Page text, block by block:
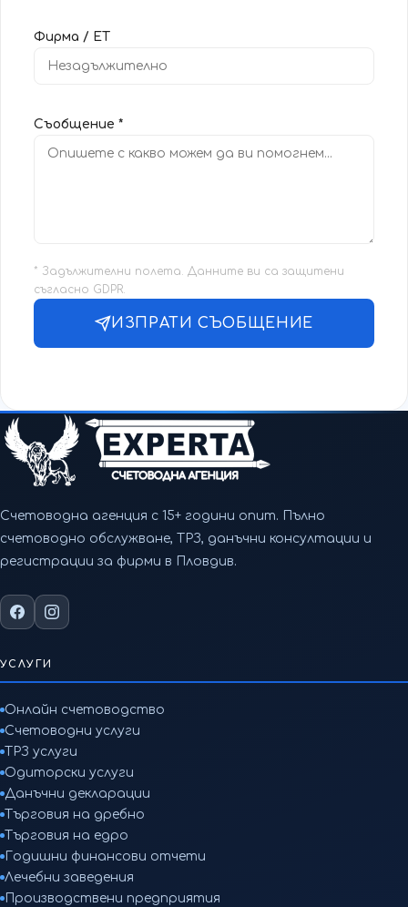
Фирма / ЕТ
Съобщение *
* Задължителни полета. Данните ви са защитени
съгласно GDPR.
ИЗПРАТИ СЪОБЩЕНИЕ
Счетоводна агенция с 15+ години опит. Пълно
счетоводно обслужване, ТРЗ, данъчни консултации и
регистрации за фирми в Пловдив.
УСЛУГИ
Онлайн счетоводство
Счетоводни услуги
ТРЗ услуги
Одиторски услуги
Данъчни декларации
Търговия на дребно
Търговия на едро
Годишни финансови отчети
Лечебни заведения
Производствени предприятия